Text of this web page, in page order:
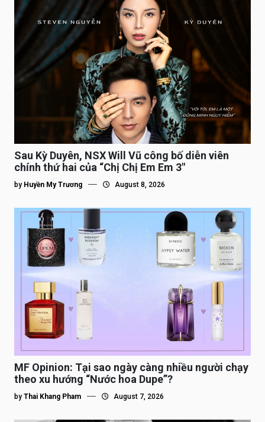
Sau Kỳ Duyên, NSX Will Vũ công bố diễn viên
chính thứ hai của “Chị Chị Em Em 3″
by Huyền My Trương August 8, 2026
MF Opinion: Tại sao ngày càng nhiều người chạy
theo xu hướng “Nước hoa Dupe”?
by Thai Khang Pham August 7, 2026